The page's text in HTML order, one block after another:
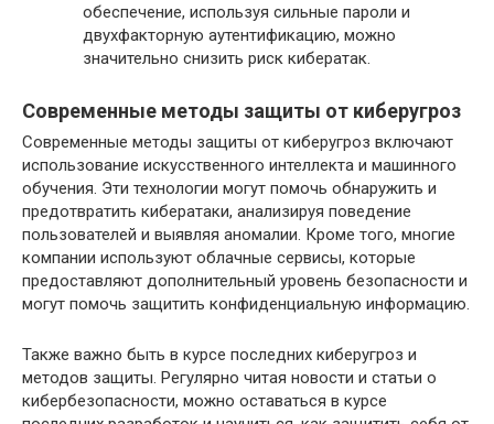
обеспечение, используя сильные пароли и
двухфакторную аутентификацию, можно
значительно снизить риск кибератак.
Современные методы защиты от киберугроз
Современные методы защиты от киберугроз включают
использование искусственного интеллекта и машинного
обучения. Эти технологии могут помочь обнаружить и
предотвратить кибератаки, анализируя поведение
пользователей и выявляя аномалии. Кроме того, многие
компании используют облачные сервисы, которые
предоставляют дополнительный уровень безопасности и
могут помочь защитить конфиденциальную информацию.
Также важно быть в курсе последних киберугроз и
методов защиты. Регулярно читая новости и статьи о
кибербезопасности, можно оставаться в курсе